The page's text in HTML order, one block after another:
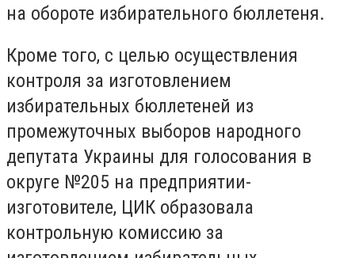
на обороте избирательного бюллетеня.
Кроме того, с целью осуществления
контроля за изготовлением
избирательных бюллетеней из
промежуточных выборов народного
депутата Украины для голосования в
округе №205 на предприятии-
изготовителе, ЦИК образовала
контрольную комиссию за